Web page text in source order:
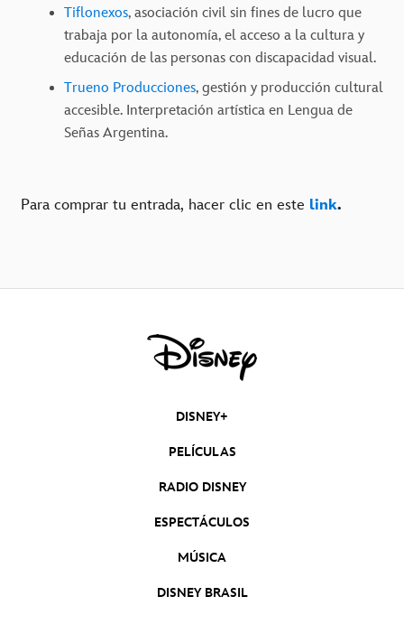
Tiflonexos, asociación civil sin fines de lucro que
trabaja por la autonomía, el acceso a la cultura y
educación de las personas con discapacidad visual.
Trueno Producciones, gestión y producción cultural
accesible. Interpretación artística en Lengua de
Señas Argentina.
Para comprar tu entrada, hacer clic en este link.
DISNEY+
PELÍCULAS
RADIO DISNEY
ESPECTÁCULOS
MÚSICA
DISNEY BRASIL